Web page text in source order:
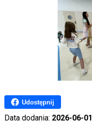
Udostępnij
Data dodania: 2026-06-